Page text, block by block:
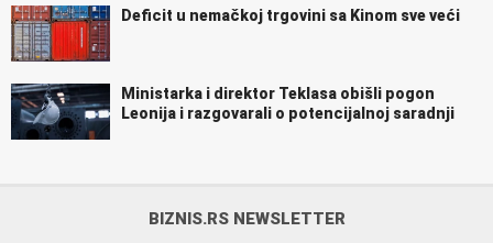
Deficit u nemačkoj trgovini sa Kinom sve veći
Ministarka i direktor Teklasa obišli pogon
Leonija i razgovarali o potencijalnoj saradnji
BIZNIS.RS NEWSLETTER